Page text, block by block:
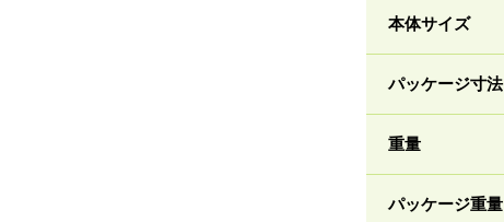
本体サイズ
パッケージ寸法
重量
パッケージ重量